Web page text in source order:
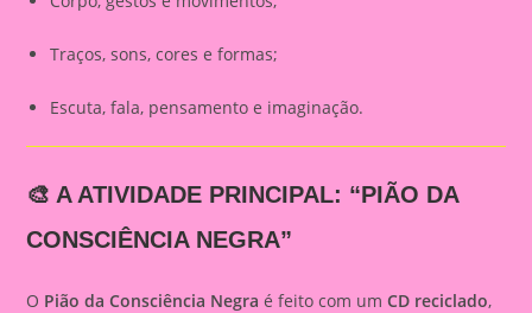
Traços, sons, cores e formas;
Escuta, fala, pensamento e imaginação.
🎨 A ATIVIDADE PRINCIPAL: “PIÃO DA
CONSCIÊNCIA NEGRA”
O Pião da Consciência Negra é feito com umCD reciclado,